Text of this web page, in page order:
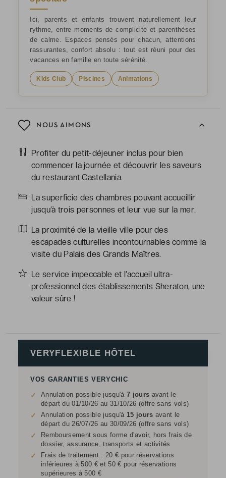
NOUS AIMONS
Profiter du petit-déjeuner inclus pour bien
commencer la journée et découvrir les saveurs
du restaurant Castellania.
La superficie des chambres pouvant accueillir
jusqu’à trois personnes et leur vue sur la mer.
La proximité de la vieille ville pour des
escapades culturelles incontournables comme la
visite du Palais des Grands Maîtres.
Le service impeccable et l’accueil ultra-
professionnel des établissements Sheraton, une
valeur sûre !
Ici, parents et enfants trouvent naturellement leur
rythme, entre moments de complicité et parenthèses
de calme. Espaces pensés pour chacun, attentions
rassurantes, confort absolu : tout est réuni pour des
vacances en famille en toute sérénité.
Kids Club Piscines Animations
VERYFLEXIBLE HÔTEL
VOS GARANTIES VERYCHIC
✓ Annulation possible jusqu'à 7 jours avant le
départ du 01/10/26 au 31/10/26 (offre sans vols)
✓ Annulation possible jusqu'à 15 jours avant le
départ du 26/07/26 au 30/09/26 (offre sans vols)
✓
Remboursement sous forme d'avoir, hors frais de
dossier, assurance, transports et activités
✓
Frais de traitement : 20 € pour réservations
inférieures à 500 € et 50 € pour réservations
supérieures à 500 €